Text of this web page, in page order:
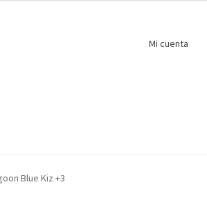
Mi cuenta
Blue Kiz +3